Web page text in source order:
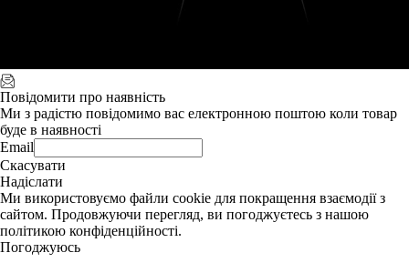
Повідомити про наявність
Ми з радістю повідомимо вас електронною поштою коли товар
буде в наявності
Email
Скасувати
Надіслати
Ми використовуємо файли cookie для покращення взаємодії з
сайтом. Продовжуючи перегляд, ви погоджуєтесь з нашою
політикою конфіденційності.
Погоджуюсь